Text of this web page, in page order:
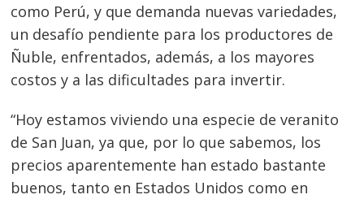
como Perú, y que demanda nuevas variedades,
un desafío pendiente para los productores de
Ñuble, enfrentados, además, a los mayores
costos y a las dificultades para invertir.
“Hoy estamos viviendo una especie de veranito
de San Juan, ya que, por lo que sabemos, los
precios aparentemente han estado bastante
buenos, tanto en Estados Unidos como en